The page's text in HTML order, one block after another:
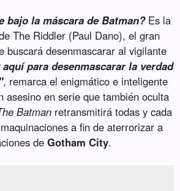
bajo la máscara de Batman?Es la
The Riddler (Paul Dano), el gran
buscará desenmascarar al vigilante
aquí para desenmascarar la verdad
, remarca el enigmático e inteligente
asesino en serie que también oculta
Batman retransmitirá todas y cada
a fin de aterrorizar a
deGotham City.